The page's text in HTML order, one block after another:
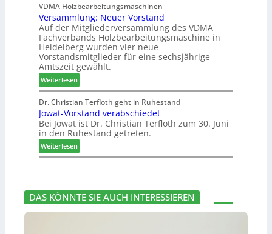
2
6
c
h
e
r
z
a
h
l
e
n
i
l
f
t
b
e
i
P
r
o
d
u
k
t
s
h
e
D
H
f
o
r
d
e
r
t
N
a
c
h
b
e
e
r
u
VDMA Holzbearbeitungsmaschinen
Versammlung: Neuer Vorstand
Auf der Mitgliederversammlung des VDMA
Fachverbands Holzbearbeitungsmaschine in
Heidelberg wurden vier neue
Vorstandsmitglieder für eine sechsjährige
Amtszeit gewählt.
Weiterlesen:
V
e
r
s
a
m
g
:
Dr. Christian Terfloth geht in Ruhestand
Jowat-Vorstand verabschiedet
Bei Jowat ist Dr. Christian Terfloth zum 30. Juni
in den Ruhestand getreten.
Weiterlesen:
J
a
t
-
DAS KÖNNTE SIE AUCH INTERESSIEREN